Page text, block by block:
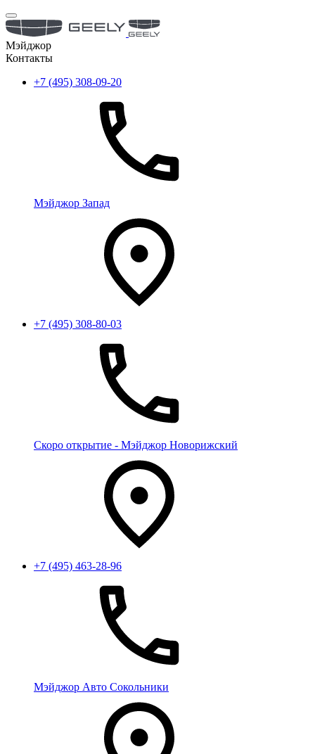
Мэйджор
Контакты
+7 (495) 308-09-20
Мэйджор Запад
+7 (495) 308-80-03
Скоро открытие - Мэйджор Новорижский
+7 (495) 463-28-96
Мэйджор Авто Сокольники